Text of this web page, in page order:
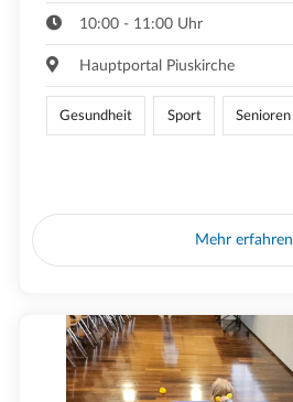
10:00 - 11:00 Uhr
Hauptportal Piuskirche
Gesundheit Sport Senioren
Mehr erfahren